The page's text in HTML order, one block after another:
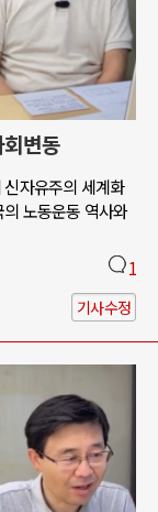
변동
자유주의 세계화
노동운동 역사와
1
기사수정